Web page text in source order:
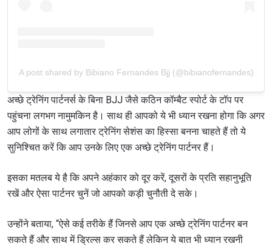
A post shared by Bibiano Fernandes Bjj (@bibianofernandes)
अच्छे ट्रेनिंग पार्टनर्स के बिना BJJ जैसे कठिन कॉम्बैट स्पोर्ट के टॉप पर
पहुंचना लगभग नामुमकिन है। साथ ही आपको ये भी ध्यान रखना होगा कि अगर
आप लोगों के साथ लगातार ट्रेनिंग सेशंस का हिस्सा बनना चाहते हैं तो ये
सुनिश्चित करें कि आप उनके लिए एक अच्छे ट्रेनिंग पार्टनर हैं।
इसका मतलब ये है कि अपने अहंकार को दूर करें, दूसरों के प्रति सहानुभूति
रखें और ऐसा पार्टनर चुनें जो आपको कड़ी चुनौती दे सके।
उन्होंने बताया, “ऐसे कई तरीके हैं जिनसे आप एक अच्छे ट्रेनिंग पार्टनर बन
सकते हैं और साथ में ड्रिल्स कर सकते हैं लेकिन ये बात भी ध्यान रखनी